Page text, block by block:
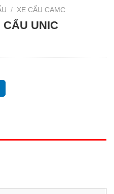
/ XE CẨU CAMC
UNIC